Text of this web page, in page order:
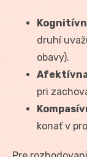
druhí
obavy).
pri
konať v